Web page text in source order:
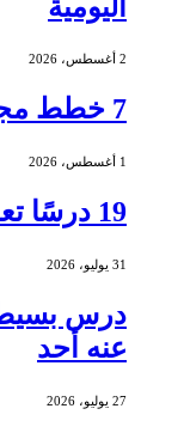
اليومية
2 أغسطس، 2026
7 خطط مجرّبة لتحسين جودة نومك
1 أغسطس، 2026
19 درسًا تعلمتها من الفشل
31 يوليو، 2026
درس بسيط
عنه أحد
27 يوليو، 2026